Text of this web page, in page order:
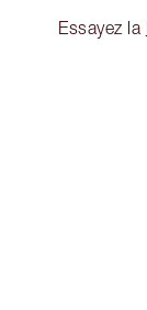
Essayez la